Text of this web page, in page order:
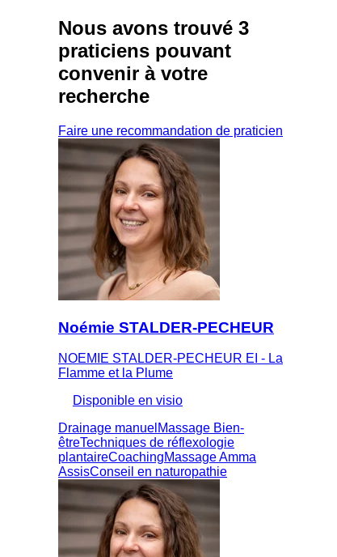
Nous avons trouvé 3
praticiens pouvant
convenir à votre
recherche
Faire une recommandation de praticien
Noémie STALDER-PECHEUR
NOEMIE STALDER-PECHEUR EI - La
Flamme et la Plume
Disponible en visio
Drainage manuel Massage Bien-
êtreTechniques de réflexologie
plantaireCoachingMassage Amma
AssisConseil en naturopathie